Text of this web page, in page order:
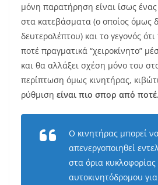
μόνη παρατήρηση είναι ίσως ένας
στα κατεβάσματα (ο οποίος όμως
δευτερολέπτου) και το γεγονός ότι
ποτέ πραγματικά “χειροκίνητο”
και θα αλλάξει σχέση μόνο του
περίπτωση όμως κινητήρας,
ρύθμιση είναι πιο σπορ από ποτέ.
Ο κινητήρας μπορεί να
απενεργοποιηθεί
στα όρια κυκλοφορίας
αυτοκινητόδρομου